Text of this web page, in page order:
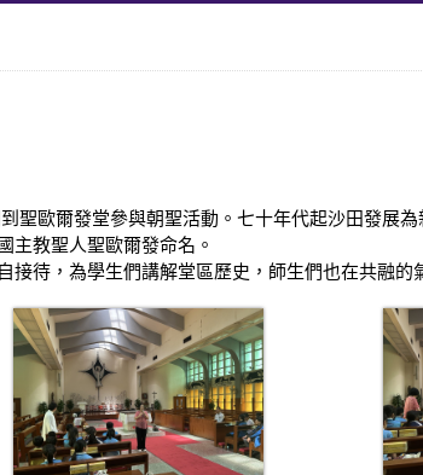
聖歐爾發堂參與朝聖活動。七十年代起沙田發展
主教聖人聖歐爾發命名。
待，為學生們講解堂區歷史，師生們也在共融的